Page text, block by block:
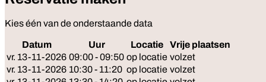
Kies één van de onderstaande data
Datum Uur Locatie Vrije plaatsen
vr. 13-11-2026 09:00 - 09:50 op locatie volzet
vr. 13-11-2026 10:30 - 11:20 op locatie volzet